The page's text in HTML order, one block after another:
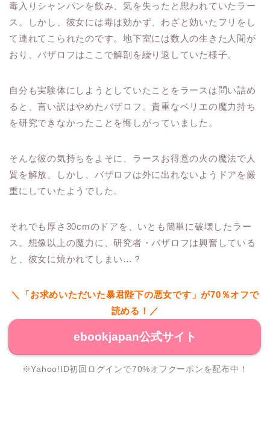
毒入りシャンパンを飲み、気を失ったと思われていたラー
ス。しかし、彼女には毒は効かず、わざと効いたフリをし
て連れてこられたのです。地下室には数人の生きた人間が
おり、バザロフはここで解剖を繰り返していた様子。
自分も実験体にしようとしていたことをラースは問い詰め
ると、言い訳はやめたバザロフ。貴重なベリエの魔力持ち
を研究できなかったことを悔しがっていました。
そんな彼の気持ちをよそに、ラースお得意の火の魔法で人
質を解放。しかし、バザロフは外に出れないようドアを厳
重にしていたようでした。
それでも厚さ30cmのドアを、いとも簡単に破壊したラー
ス。想像以上の魔力に、研究者・バザロフは興奮している
と、彼女に焼かれてしまい…？
＼「お求めいただいた暴君陛下の悪女です」が70％オフで
読める！／
ebookjapan公式サイト
※Yahoo!ID初回ログインで70%オフクーポンを配布中！